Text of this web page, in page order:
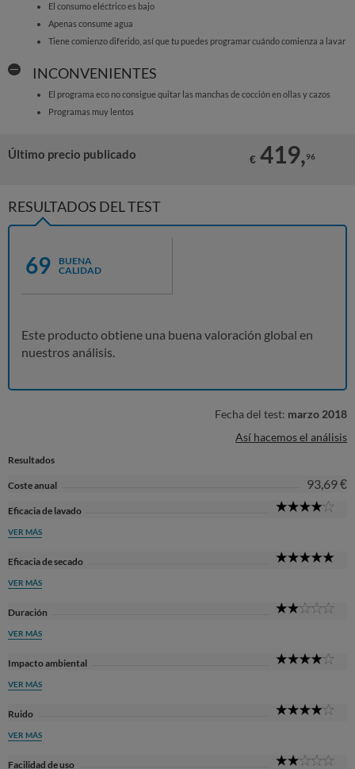
El consumo eléctrico es bajo
Apenas consume agua
Tiene comienzo diferido, así que tu puedes programar cuándo comienza a lavar
INCONVENIENTES
El programa eco no consigue quitar las manchas de cocción en ollas y cazos
Programas muy lentos
Último precio publicado € 419,96
RESULTADOS DEL TEST
69
BUENA
CALIDAD
Este producto obtiene una buena valoración global en
nuestros análisis.
Fecha del test: marzo 2018
Así hacemos el análisis
Resultados
Coste anual 93,69 €
Eficacia de lavado
VER MÁS
Eficacia de secado
VER MÁS
Duración
VER MÁS
Impacto ambiental
VER MÁS
Ruido
VER MÁS
Facilidad de uso